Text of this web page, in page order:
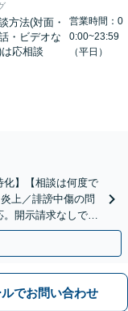
方法(対面・
・ビデオな
は応相談
営業時間：0
0:00~23:59
（平日）
化】【相談は何度で
上／誹謗中傷の問
開示請求なしで本
ルでお問い合わせ